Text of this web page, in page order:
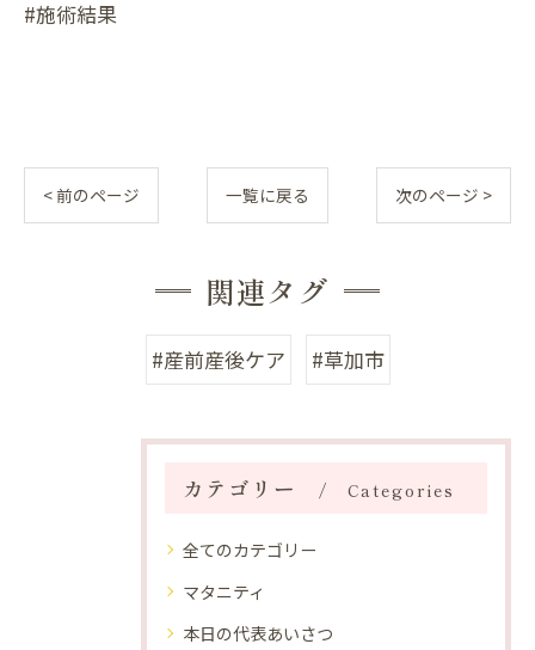
#施術結果
< 前のページ 一覧に戻る 次のページ >
関連タグ
#産前産後ケア #草加市
カテゴリー Categories
全てのカテゴリー
マタニティ
本日の代表あいさつ